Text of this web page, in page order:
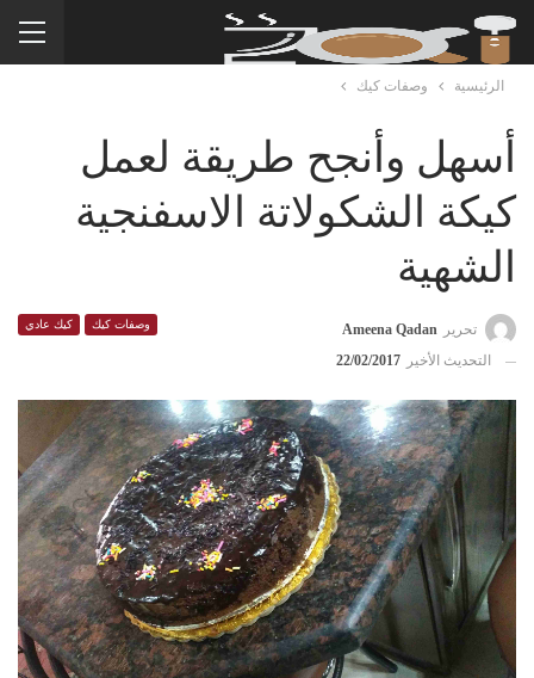
الرئيسية وصفات كيك
أسهل وأنجح طريقة لعمل
كيكة الشكولاتة الاسفنجية
الشهية
وصفات كيك كيك عادي تحرير
Ameena Qadan
التحديث الأخير
22/02/2017